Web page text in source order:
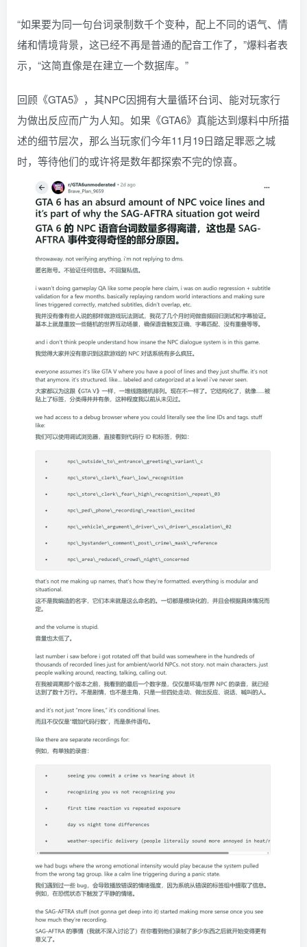
“如果要为同一句台词录制数千个变种，配上不同的语气、情
绪和情境背景，这已经不再是普通的配音工作了，”爆料者表
示，“这简直像是在建立一个数据库。”
回顾《GTA5》，其NPC因拥有大量循环台词、能对玩家行
为做出反应而广为人知。如果《GTA6》真能达到爆料中所描
述的细节层次，那么当玩家们今年11月19日踏足罪恶之城
时，等待他们的或许将是数年都探索不完的惊喜。